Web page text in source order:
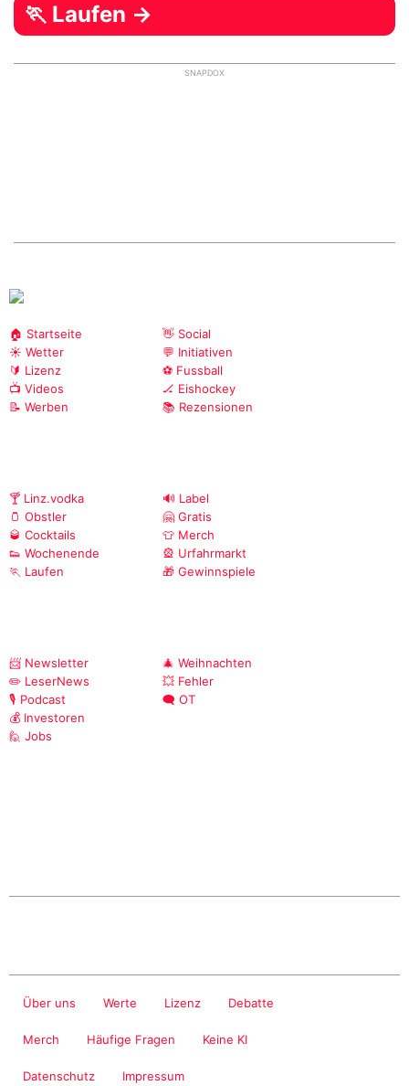
🏃 Laufen →
SNAPDOX
🏠 Startseite
☀️ Wetter
🔰 Lizenz
📺 Videos
📝 Werben
👋 Social
💬 Initiativen
⚽ Fussball
🏒 Eishockey
📚 Rezensionen
🍸 Linz.vodka
🫙 Obstler
🥃 Cocktails
👟 Wochenende
🏃 Laufen
🔊 Label
🤗 Gratis
👕 Merch
🎡 Urfahrmarkt
🎁 Gewinnspiele
📨 Newsletter
✏️ LeserNews
🎙️ Podcast
💰 Investoren
🙋 Jobs
🎄 Weihnachten
💥 Fehler
🗨️ OT
Über uns Werte Lizenz Debatte
Merch Häufige Fragen Keine KI
Datenschutz Impressum